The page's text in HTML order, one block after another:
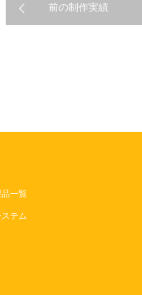
前の制作実績
一覧
ステム